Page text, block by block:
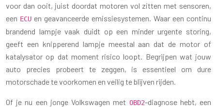
voor dan ooit, juist doordat motoren vol zitten met sensoren,
een ECU en geavanceerde emissiesystemen. Waar een continu
brandend lampje vaak duidt op een minder urgente storing,
geeft een knipperend lampje meestal aan dat de motor of
katalysator op dat moment risico loopt. Begrijpen wat jouw
auto precies probeert te zeggen, is essentieel om dure
motorschade te voorkomen en veilig te blijven rijden.
Of je nu een jonge Volkswagen met OBD2-diagnose hebt, een